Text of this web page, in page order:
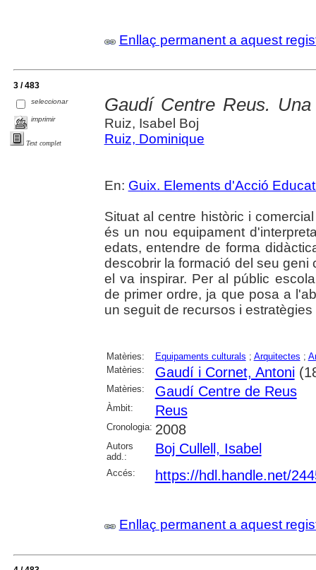
Enllaç permanent a aquest
3 / 483
seleccionar
imprimir
Text complet
Gaudí Centre Reus.
Ruiz, Isabel Boj
Ruiz, Dominique
En: Guix. Elements d'Acció
Situat al centre històric i
és un nou equipament
edats, entendre de forma
descobrir la formació del seu
el va inspirar. Per al públic
de primer ordre, ja que posa a
un seguit de recursos i
Matèries: Equipaments culturals ; Arquitectes ;
Matèries:
Gaudí i Cornet, Antoni
Matèries: Gaudí Centre de Reus
Àmbit: Reus
Cronologia: 2008
Autors
add.:
Boj Cullell, Isabel
Accés: https://hdl.handle.net/
Enllaç permanent a aquest